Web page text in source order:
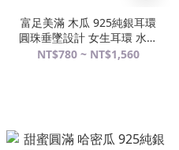
富足美滿 木瓜 925純銀耳環
圓珠垂墜設計 女生耳環 水果
系列
NT$780 ~ NT$1,560